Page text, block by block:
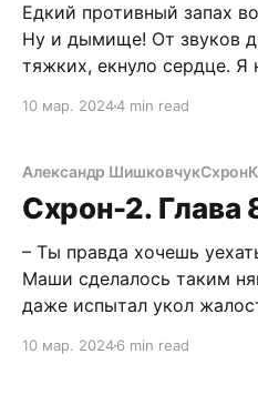
Едкий противный запах
Ну и дымище! От звуков
тяжких, екнуло сердце. Я
называется. Надо было
Прекрасный сон с
шлюхами медленно
10 мар. 20244 min read
Александр ШишковчукСхрон
Схрон-2. Глава
– Ты правда хочешь
Маши сделалось таким
даже испытал укол
невменяемости. – Да не, ты чего! – Я улыбнулся
10 мар. 20246 min read